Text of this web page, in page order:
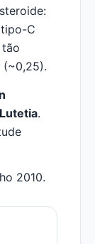
C
(~0,25).
.
2010.